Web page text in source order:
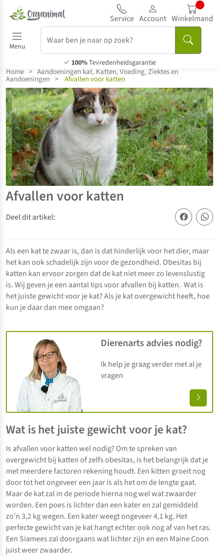
Service Account
...
Winkelmand
Menu
100%Tevredenheidsgarantie
Home > Aandoeningen kat, Katten,Voeding,Ziektes en
Aandoeningen > Afvallen voor katten
Afvallen voor katten
Deel dit artikel:
Als een kat te zwaar is, dan is dat hinderlijk voor het dier, maar
het kan ook schadelijk zijn voor de gezondheid. Obesitas bij
katten kan ervoor zorgen dat de kat niet meer zo levenslustig
is. Wij geven je een aantal tips voor afvallen bij katten. Wat is
het juiste gewicht voor je kat? Als je kat overgewicht heeft, hoe
kun je daar dan mee omgaan?
Dierenarts advies nodig?
Ik help je graag verder met al je
vragen
Wat is het juiste gewicht voor je kat?
Is afvallen voor katten wel nodig? Om te spreken van
overgewicht bij katten of zelfs obesitas, is het belangrijk dat je
met meerdere factoren rekening houdt. Een kitten groeit nog
door tot het ongeveer een jaar is als het om de lengte gaat.
Maar de kat zal in de periode hierna nog wel wat zwaarder
worden. Een poes is lichter dan een kater en zal gemiddeld
zo’n 3,2 kg wegen. Een kater weegt ongeveer 4,1 kg. Het
perfecte gewicht van je kat hangt echter ook nog af van het ras.
Een Siamees zal doorgaans wat lichter zijn en een Maine Coon
juist weer zwaarder.